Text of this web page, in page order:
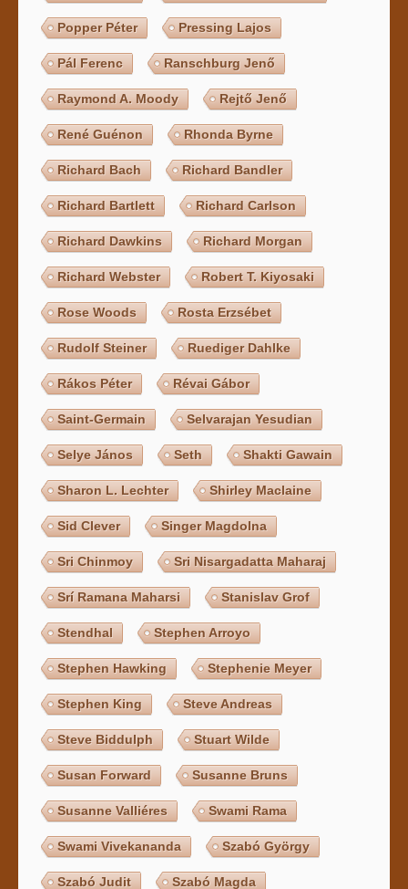
Popper Péter Pressing Lajos
Pál Ferenc Ranschburg Jenő
Raymond A. Moody Rejtő Jenő
René Guénon Rhonda Byrne
Richard Bach Richard Bandler
Richard Bartlett Richard Carlson
Richard Dawkins Richard Morgan
Richard Webster Robert T. Kiyosaki
Rose Woods Rosta Erzsébet
Rudolf Steiner Ruediger Dahlke
Rákos Péter Révai Gábor
Saint-Germain Selvarajan Yesudian
Selye János Seth Shakti Gawain
Sharon L. Lechter Shirley Maclaine
Sid Clever Singer Magdolna
Sri Chinmoy Sri Nisargadatta Maharaj
Srí Ramana Maharsi Stanislav Grof
Stendhal Stephen Arroyo
Stephen Hawking Stephenie Meyer
Stephen King Steve Andreas
Steve Biddulph Stuart Wilde
Susan Forward Susanne Bruns
Susanne Valliéres Swami Rama
Swami Vivekananda Szabó György
Szabó Judit Szabó Magda